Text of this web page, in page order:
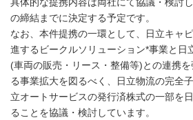
の締結までに決定する予定です。
なお、本件提携の一環として、日立キャ
進するビークルソリューション*事業と日
(車両の販売・リース・整備等)との連携
る事業拡大を図るべく、日立物流の完全
立オートサービスの発行済株式の一部を
ることを協議・検討しています。